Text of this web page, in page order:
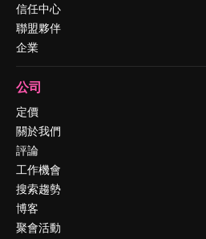
信任中心
聯盟夥伴
企業
公司
定價
關於我們
評論
工作機會
搜索趨勢
博客
聚會活動